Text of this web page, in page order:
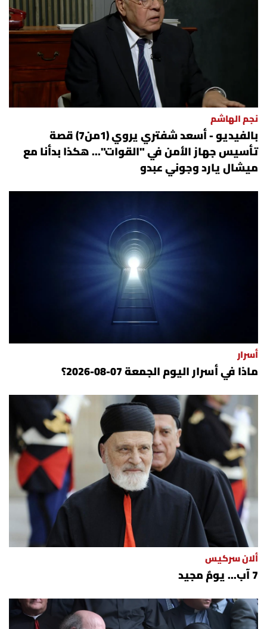
نجم الهاشم
بالفيديو - أسعد شفتري يروي (1من7) قصة
تأسيس جهاز الأمن في "القوات"... هكذا بدأنا مع
ميشال يارد وجوني عبدو
أسرار
ماذا في أسرار اليوم الجمعة 07-08-2026؟
ألان سركيس
7 آب... يومٌ مجيد